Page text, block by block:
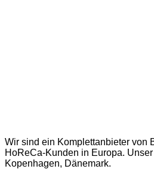
Wir sind ein Komplettanbieter von
HoReCa-Kunden in Europa.
Kopenhagen, Dänemark.